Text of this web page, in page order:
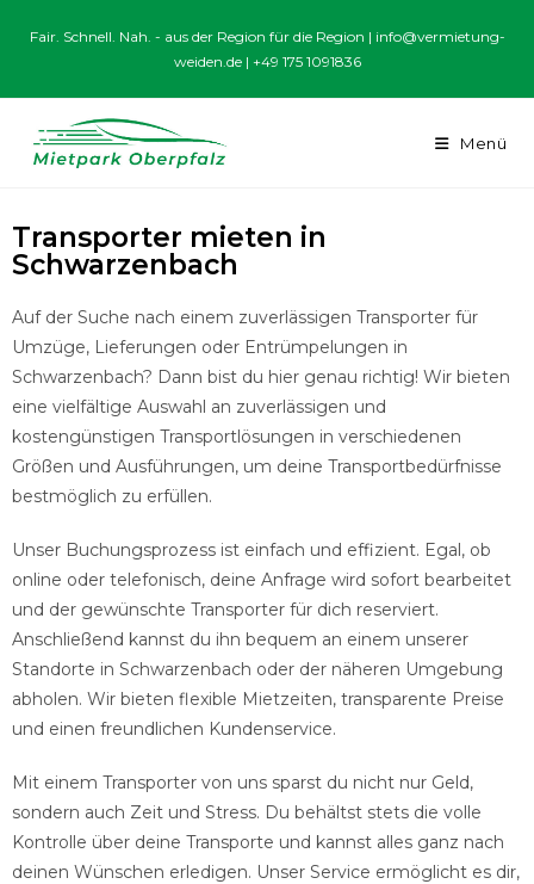
Fair. Schnell. Nah. - aus der Region für die Region | info@vermietung-
weiden.de| +49 175 1091836
Menü
Transporter mieten in
Schwarzenbach
Auf der Suche nach einem zuverlässigen Transporter für
Umzüge, Lieferungen oder Entrümpelungen in
Schwarzenbach? Dann bist du hier genau richtig! Wir bieten
eine vielfältige Auswahl an zuverlässigen und
kostengünstigen Transportlösungen in verschiedenen
Größen und Ausführungen, um deine Transportbedürfnisse
bestmöglich zu erfüllen.
Unser Buchungsprozess ist einfach und effizient. Egal, ob
online oder telefonisch, deine Anfrage wird sofort bearbeitet
und der gewünschte Transporter für dich reserviert.
Anschließend kannst du ihn bequem an einem unserer
Standorte in Schwarzenbach oder der näheren Umgebung
abholen. Wir bieten flexible Mietzeiten, transparente Preise
und einen freundlichen Kundenservice.
Mit einem Transporter von uns sparst du nicht nur Geld,
sondern auch Zeit und Stress. Du behältst stets die volle
Kontrolle über deine Transporte und kannst alles ganz nach
deinen Wünschen erledigen. Unser Service ermöglicht es dir,